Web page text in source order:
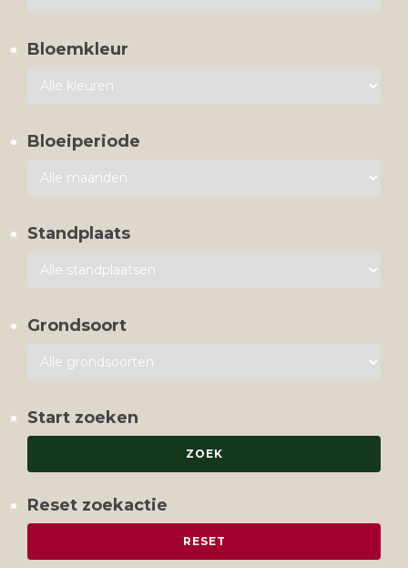
Bloemkleur
Bloeiperiode
Standplaats
Grondsoort
Start zoeken
Reset zoekactie